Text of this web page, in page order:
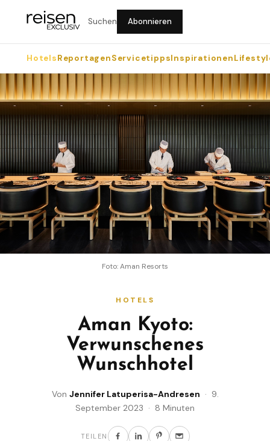
Suchen Abonnieren
HotelsReportagenServicetippsInspirationen
Foto: Aman Resorts
HOTELS
Aman Kyoto:
Verwunschenes
Wunschhotel
Von Jennifer Latuperisa-Andresen · 9.
September 2023 · 8 Minuten
TEILEN